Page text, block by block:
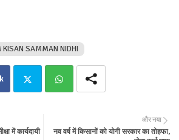
KISAN SAMMAN NIDHI
ter tsa
और नया
नव वर्ष में किसानों को योगी सरकार का तोहफा,
में कार्यदायी